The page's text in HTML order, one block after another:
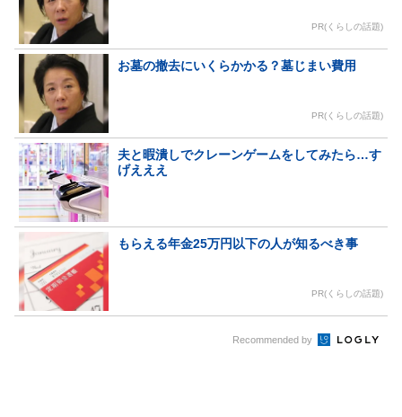
PR(くらしの話題)
お墓の撤去にいくらかかる？墓じまい費用
PR(くらしの話題)
夫と暇潰しでクレーンゲームをしてみたら…す
げえええ
もらえる年金25万円以下の人が知るべき事
PR(くらしの話題)
Recommended by